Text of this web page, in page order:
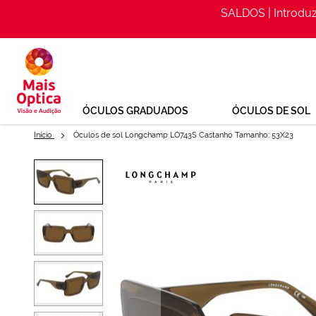
SALDOS |
ÓCULOS GRADUADOS ÓCULOS DE SOL
Início Óculos de sol Longchamp LO743S Castanho Tamanho: 53X23
Óculos de sol Longchamp
para
da
Galeria
de